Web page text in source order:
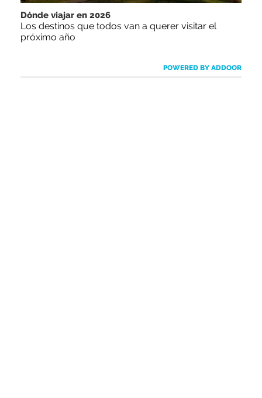
Dónde viajar en 2026
Los destinos que todos van a querer visitar el
próximo año
POWERED BY ADDOOR